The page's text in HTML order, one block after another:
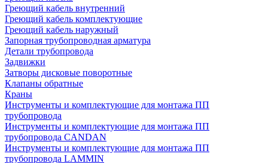
Греющий кабель внутренний
Греющий кабель комплектующие
Греющий кабель наружный
Запорная трубопроводная арматура
Детали трубопровода
Задвижки
Затворы дисковые поворотные
Клапаны обратные
Краны
Инструменты и комплектующие для монтажа ПП
трубопровода
Инструменты и комплектующие для монтажа ПП
трубопровода CANDAN
Инструменты и комплектующие для монтажа ПП
трубопровода LAMMIN